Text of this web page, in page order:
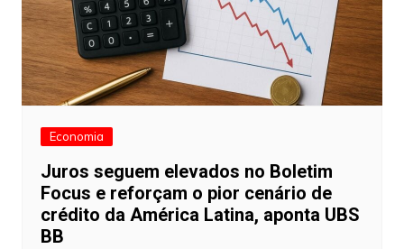
Economia
Juros seguem elevados no Boletim
Focus e reforçam o pior cenário de
crédito da América Latina, aponta UBS
BB